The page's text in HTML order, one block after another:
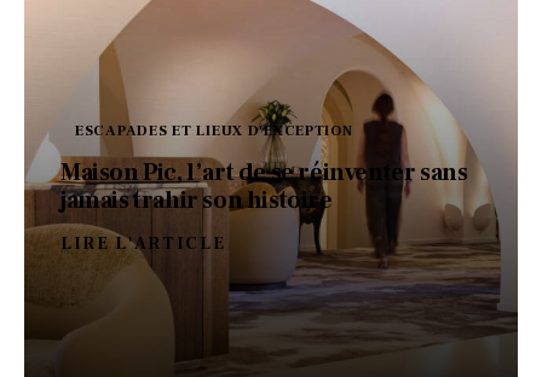
ESCAPADES ET LIEUX D'EXCEPTION
Maison Pic, l’art de se réinventer sans
jamais trahir son histoire
LIRE L'ARTICLE